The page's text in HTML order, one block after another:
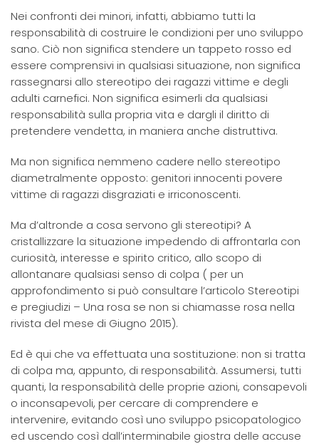
Nei confronti dei minori, infatti, abbiamo tutti la
responsabilità di costruire le condizioni per uno sviluppo
sano. Ciò non significa stendere un tappeto rosso ed
essere comprensivi in qualsiasi situazione, non significa
rassegnarsi allo stereotipo dei ragazzi vittime e degli
adulti carnefici. Non significa esimerli da qualsiasi
responsabilità sulla propria vita e dargli il diritto di
pretendere vendetta, in maniera anche distruttiva.
Ma non significa nemmeno cadere nello stereotipo
diametralmente opposto: genitori innocenti povere
vittime di ragazzi disgraziati e irriconoscenti.
Ma d’altronde a cosa servono gli stereotipi? A
cristallizzare la situazione impedendo di affrontarla con
curiosità, interesse e spirito critico, allo scopo di
allontanare qualsiasi senso di colpa ( per un
approfondimento si può consultare l’articolo Stereotipi
e pregiudizi – Una rosa se non si chiamasse rosa nella
rivista del mese di Giugno 2015).
Ed è qui che va effettuata una sostituzione: non si tratta
di colpa ma, appunto, di responsabilità. Assumersi, tutti
quanti, la responsabilità delle proprie azioni, consapevoli
o inconsapevoli, per cercare di comprendere e
intervenire, evitando così uno sviluppo psicopatologico
ed uscendo così dall’interminabile giostra delle accuse